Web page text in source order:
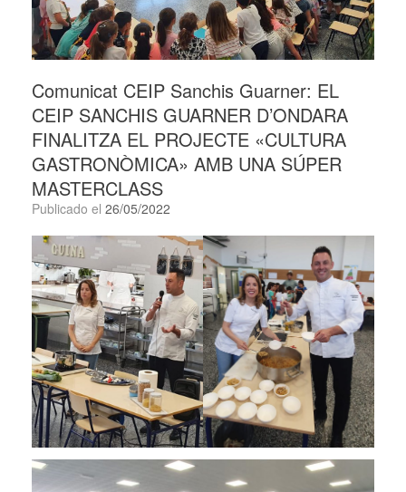
Comunicat CEIP Sanchis Guarner: EL
CEIP SANCHIS GUARNER D’ONDARA
FINALITZA EL PROJECTE «CULTURA
GASTRONÒMICA» AMB UNA SÚPER
MASTERCLASS
Publicado el 26/05/2022